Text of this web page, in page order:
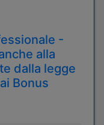
-
alla
dalla legge
Bonus